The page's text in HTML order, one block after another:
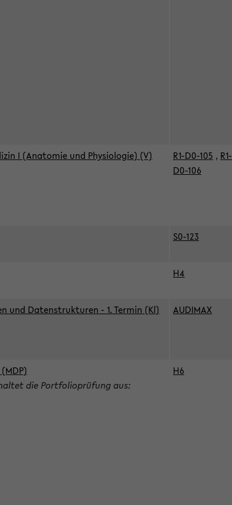
I (Anatomie und Physiologie) (V) R1-D0-105 , R1-
D0-106
S0-123
H4
und Datenstrukturen - 1. Termin (Kl) AUDIMAX
die Portfolioprüfung aus:
H6